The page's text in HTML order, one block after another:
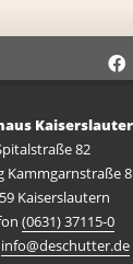
82
Kammgarnstraße 8
Kaiserslautern
(0631) 37115-0
info@deschutter.de